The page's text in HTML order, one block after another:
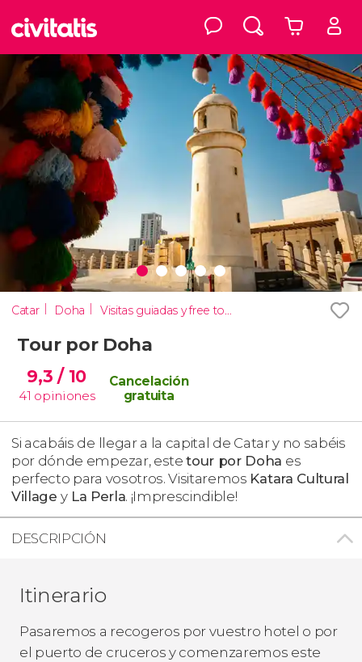
Catar Doha Visitas guiadas y free tours
Tour por Doha
9,3/ 10
41 opiniones
Cancelación
gratuita
Si acabáis de llegar a la capital de Catar y no sabéis
por dónde empezar, estetour por Doha es
perfecto para vosotros. Visitaremos Katara Cultural
Villagey La Perla. ¡Imprescindible!
DESCRIPCIÓN
Itinerario
Pasaremos a recogeros por vuestro hotel o por
el puerto de cruceros y comenzaremos este